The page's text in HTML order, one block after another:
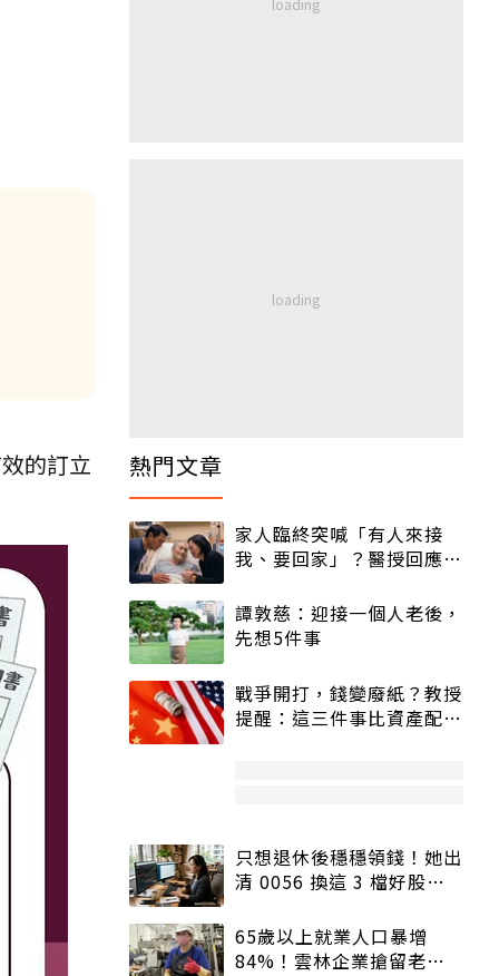
的訂立 熱門文章
家人臨終突喊「有人來接
我、要回家」？醫授回應方
譚敦慈：迎接一個人老後，
先想5件事
戰爭開打，錢變廢紙？教授
提醒：這三件事比資產配置
只想退休後穩穩領錢！她出
清 0056 換這 3 檔好股：
65歲以上就業人口暴增
84%！雲林企業搶留老員